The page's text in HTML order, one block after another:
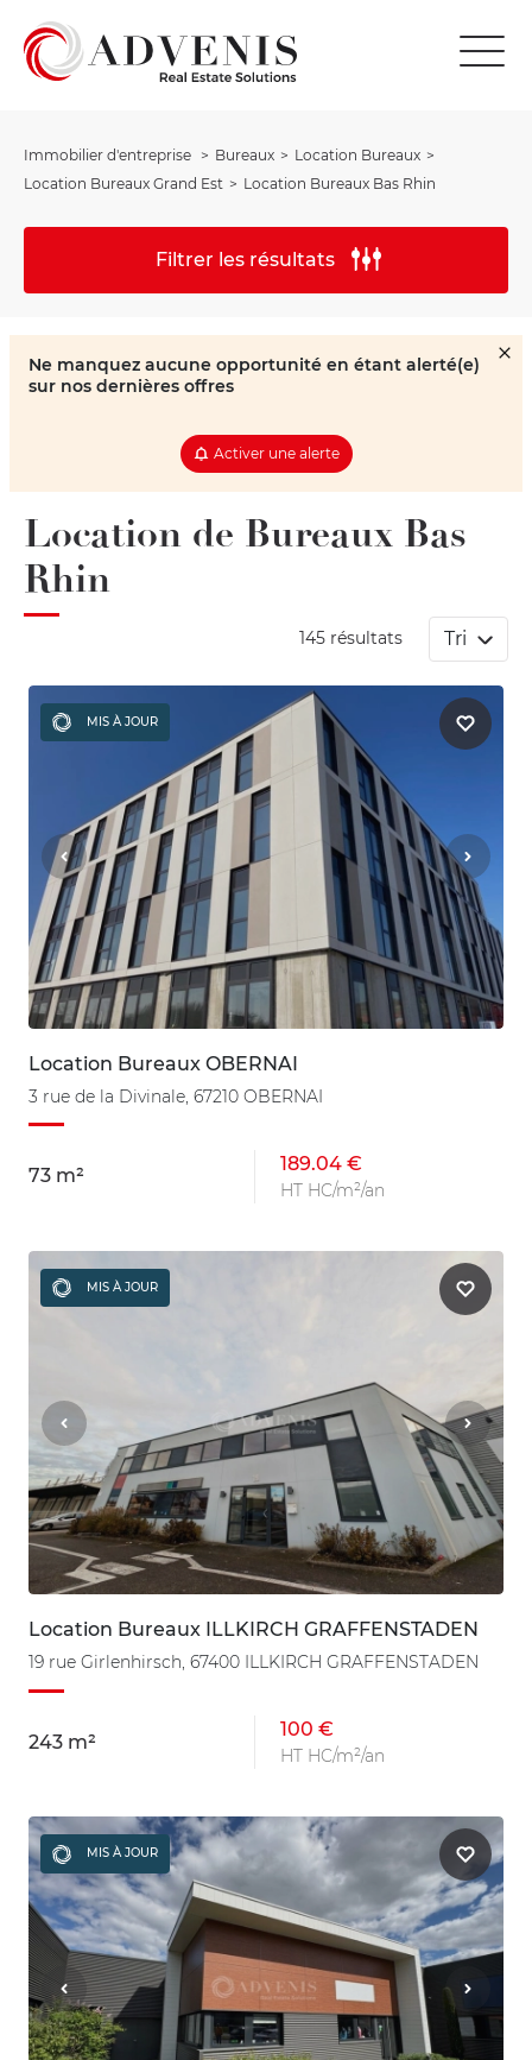
Immobilier d'entreprise Bureaux
Location Bureaux
Location Bureaux Grand Est
Location Bureaux Bas Rhin
Filtrer les résultats
Ne manquez aucune opportunité en étant alerté(e)
sur nos dernières offres
Activer une alerte
Location de Bureaux Bas
Rhin
145 résultats Tri
MIS À JOUR
Location Bureaux OBERNAI
3 rue de la Divinale, 67210 OBERNAI
73 m²
189.04 €
HT HC/m²/an
MIS À JOUR
Location Bureaux ILLKIRCH GRAFFENSTADEN
19 rue Girlenhirsch, 67400 ILLKIRCH GRAFFENSTADEN
243 m²
100 €
HT HC/m²/an
MIS À JOUR